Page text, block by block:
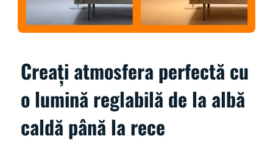
Creați atmosfera perfectă cu
o lumină reglabilă de la albă
caldă până la rece